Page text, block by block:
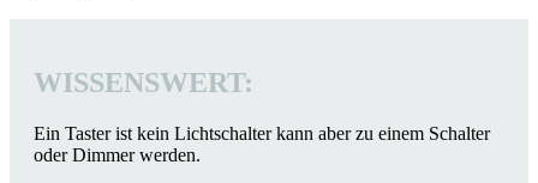
WISSENSWERT:
Ein Taster ist kein Lichtschalter kann aber zu einem Schalter
oder Dimmer werden.